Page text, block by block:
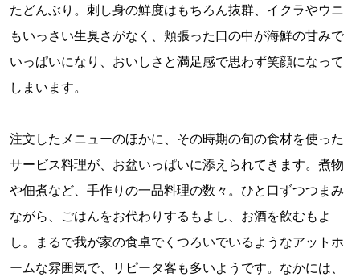
たどんぶり。刺し身の鮮度はもちろん抜群、イクラやウニ
もいっさい生臭さがなく、頬張った口の中が海鮮の甘みで
いっぱいになり、おいしさと満足感で思わず笑顔になって
しまいます。
注文したメニューのほかに、その時期の旬の食材を使った
サービス料理が、お盆いっぱいに添えられてきます。煮物
や佃煮など、手作りの一品料理の数々。ひと口ずつつまみ
ながら、ごはんをお代わりするもよし、お酒を飲むもよ
し。まるで我が家の食卓でくつろいでいるようなアットホ
ームな雰囲気で、リピータ客も多いようです。なかには、